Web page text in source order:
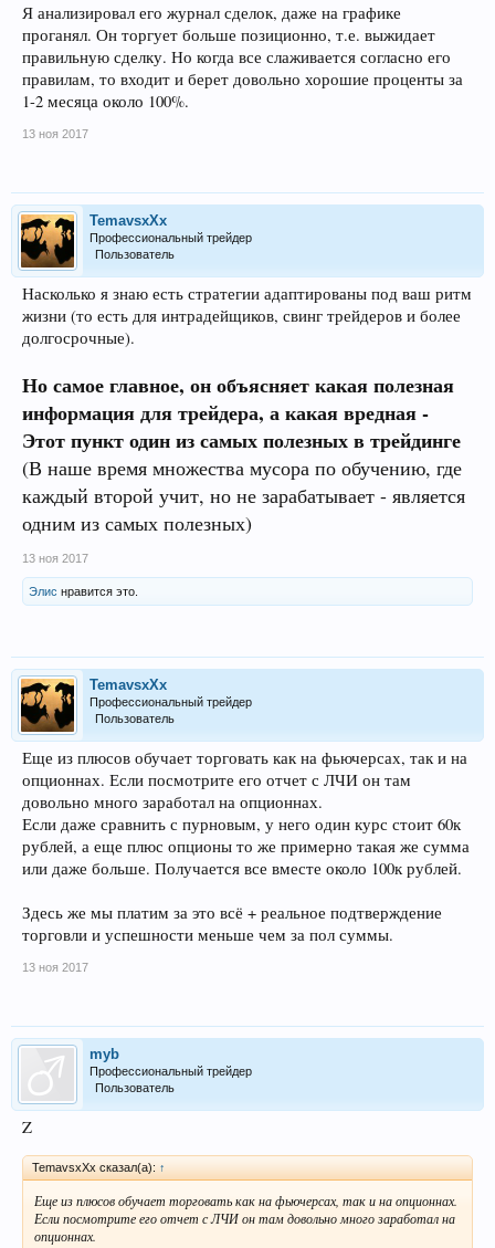
Я анализировал его журнал сделок, даже на графике
проганял. Он торгует больше позиционно, т.е. выжидает
правильную сделку. Но когда все слаживается согласно его
правилам, то входит и берет довольно хорошие проценты за
1-2 месяца около 100%.
13 ноя 2017
TemavsxXx
Профессиональный трейдер
Пользователь
Насколько я знаю есть стратегии адаптированы под ваш ритм
жизни (то есть для интрадейщиков, свинг трейдеров и более
долгосрочные).
Но самое главное, он объясняет какая полезная
информация для трейдера, а какая вредная -
Этот пункт один из самых полезных в трейдинге
(В наше время множества мусора по обучению, где
каждый второй учит, но не зарабатывает - является
одним из самых полезных)
13 ноя 2017
Элис нравится это.
TemavsxXx
Профессиональный трейдер
Пользователь
Еще из плюсов обучает торговать как на фьючерсах, так и на
опционнах. Если посмотрите его отчет с ЛЧИ он там
довольно много заработал на опционнах.
Если даже сравнить с пурновым, у него один курс стоит 60к
рублей, а еще плюс опционы то же примерно такая же сумма
или даже больше. Получается все вместе около 100к рублей.
Здесь же мы платим за это всё + реальное подтверждение
торговли и успешности меньше чем за пол суммы.
13 ноя 2017
myb
Профессиональный трейдер
Пользователь
Z
TemavsxXx сказал(а): ↑
Еще из плюсов обучает торговать как на фьючерсах, так и на опционнах.
Если посмотрите его отчет с ЛЧИ он там довольно много заработал на
опционнах.